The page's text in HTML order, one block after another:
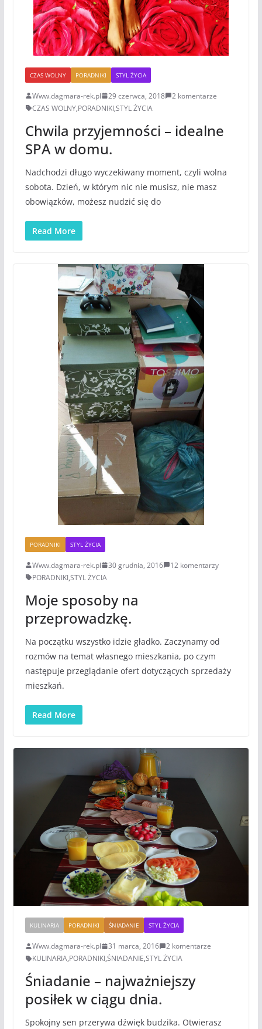
CZAS WOLNY PORADNIKI STYL ŻYCIA
Www.dagmara-rek.pl 29 czerwca, 2018
2 komentarze
CZAS WOLNY,PORADNIKI,STYL ŻYCIA
Chwila przyjemności – idealne
SPA w domu.
Nadchodzi długo wyczekiwany moment, czyli wolna
sobota. Dzień, w którym nic nie musisz, nie masz
obowiązków, możesz nudzić się do
Read More
PORADNIKI STYL ŻYCIA
Www.dagmara-rek.pl 30 grudnia, 2016
12 komentarzy
PORADNIKI,STYL ŻYCIA
Moje sposoby na
przeprowadzkę.
Na początku wszystko idzie gładko. Zaczynamy od
rozmów na temat własnego mieszkania, po czym
następuje przeglądanie ofert dotyczących sprzedaży
mieszkań.
Read More
KULINARIA PORADNIKI ŚNIADANIE STYL ŻYCIA
Www.dagmara-rek.pl 31 marca, 2016
2 komentarze
KULINARIA,PORADNIKI,ŚNIADANIE,STYL ŻYCIA
Śniadanie – najważniejszy
posiłek w ciągu dnia.
Spokojny sen przerywa dźwięk budzika. Otwierasz